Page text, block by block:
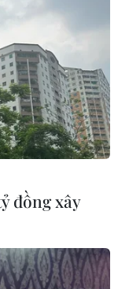
trị
Iran
đồng xây